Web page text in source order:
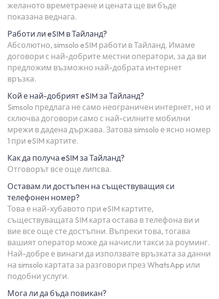
желаното времетраене и цената ще ви бъде
показана веднага.
Работи ли eSIM в Тайланд?
Абсолютно, simsolo eSIM работи в Тайланд. Имаме
договори с най-добрите местни оператори, за да ви
предложим възможно най-добрата интернет
връзка.
Кой е най-добрият eSIM за Тайланд?
Simsolo предлага не само неограничен интернет, но и
сключва договори само с най-силните мобилни
мрежи в дадена държава. Затова simsolo е ясно номер
1 при eSIM картите.
Как да получа eSIM за Тайланд?
Отговорът все още липсва.
Оставам ли достъпен на съществуващия си
телефонен номер?
Това е най-хубавото при eSIM картите,
съществуващата SIM карта остава в телефона ви и
вие все още сте достъпни. Въпреки това, тогава
вашият оператор може да начисли такси за роуминг.
Най-добре е винаги да използвате връзката за данни
на simsolo картата за разговори през WhatsApp или
подобни услуги.
Мога ли да бъда повикан?